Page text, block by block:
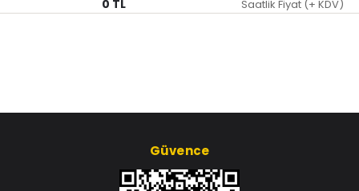
0 TL Saatlik Fiyat (+ KDV)
Güvence